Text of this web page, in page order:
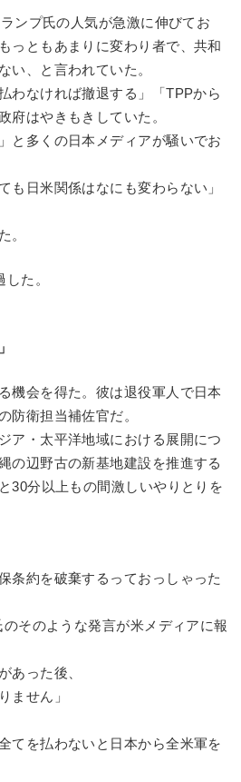
ンプ氏の人気が急激に伸びてお
っともあまりに変わり者で、共和
い、と言われていた。
わなければ撤退する」「TPPから
府はやきもきしていた。
と多くの日本メディアが騒いでお
も日米関係はなにも変わらない」
。
た。
機会を得た。彼は退役軍人で日本
防衛担当補佐官だ。
ア・太平洋地域における展開につ
の辺野古の新基地建設を推進する
30分以上もの間激しいやりとりを
条約を破棄するっておっしゃった
そのような発言が米メディアに報
あった後、
ません」
てを払わないと日本から全米軍を